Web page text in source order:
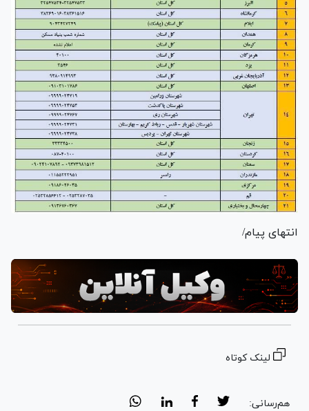
انتهای پیام/
لینک کوتاه
هم‌رسانی: